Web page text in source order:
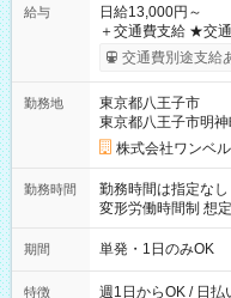
給与
日給13,000円～
＋交通費支給 ★交通費全額支給！ ┗案件により規定あり ★日払
いOK！（規定あり
ンビニATMから 日払い分
交通費別途支給
勤務地
東京都八王子市
東京都八王子市明神
株式会社ワンベ
勤務時間
勤務時間は指定なし
変形労働時間制 想定労働時間
～21：00
期間 単発・1日のみOK
特徴 週1日からOK / 日払